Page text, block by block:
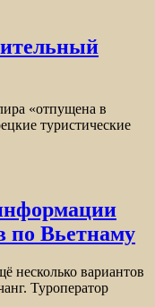
«отпущена в
туристические
по Вьетнаму
несколько вариантов
Туроператор